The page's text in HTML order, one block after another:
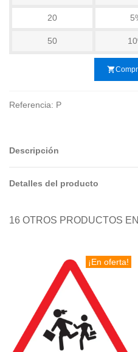
20
50
shopping_cart
Referencia: P
Descripción
Detalles del producto
16 OTROS PRODUCTOS
¡En oferta!